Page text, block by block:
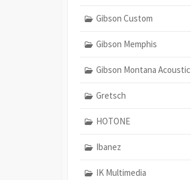
Gibson Custom
Gibson Memphis
Gibson Montana Acoustic
Gretsch
HOTONE
Ibanez
IK Multimedia